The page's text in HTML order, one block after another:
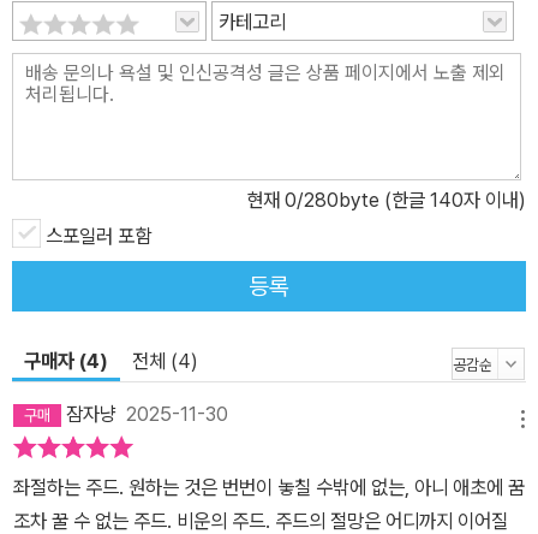
카테고리
현재 0/280byte (한글 140자 이내)
스포일러 포함
등록
구매자 (4) 전체 (4)
잠자냥 2025-11-30
좌절하는 주드. 원하는 것은 번번이 놓칠 수밖에 없는, 아니 애초에 꿈
조차 꿀 수 없는 주드. 비운의 주드. 주드의 절망은 어디까지 이어질